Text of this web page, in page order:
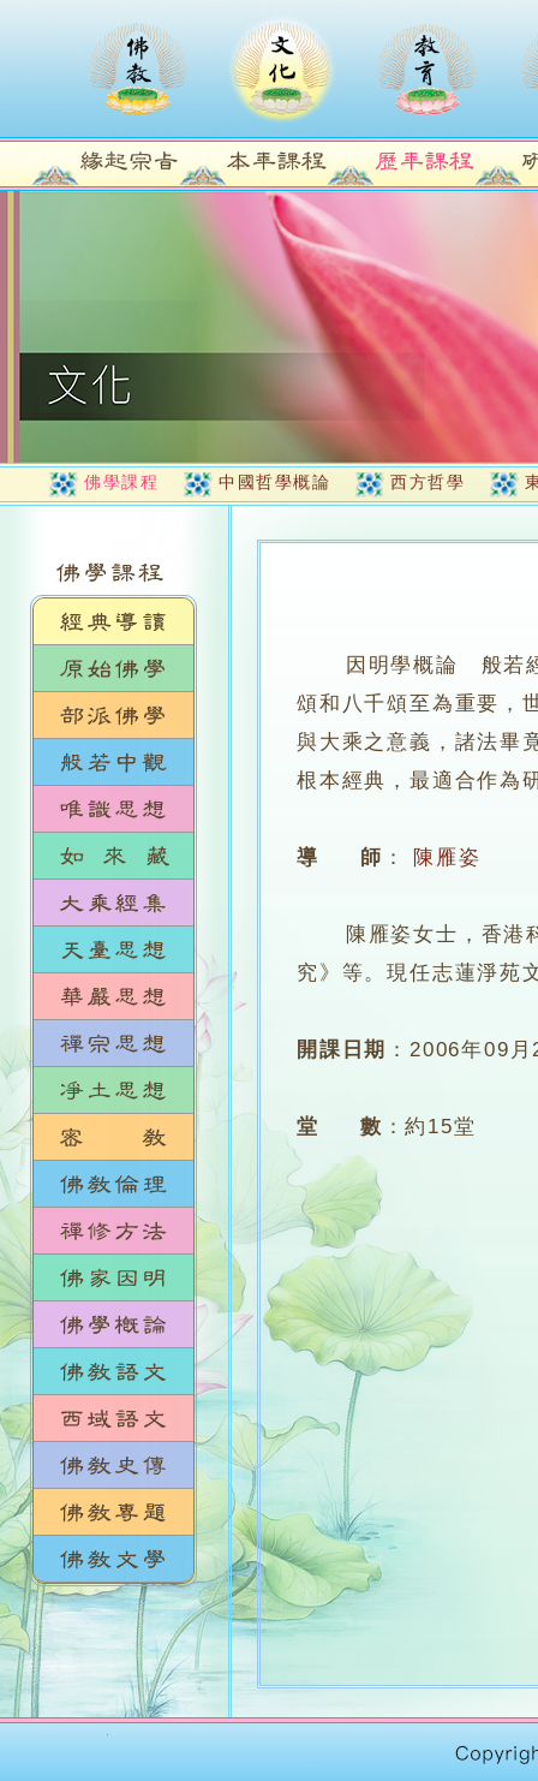
佛學課程 中國哲學概論 西方哲學
因明學概論 般若
頌和八千頌至為重要，
與大乘之意義，諸法畢
根本經典，最適合作為
導 師 ： 陳雁姿
陳雁姿女士，香港科
究》等。現任志蓮淨苑
開課日期 ：2006年09月
堂 數 ：約15堂